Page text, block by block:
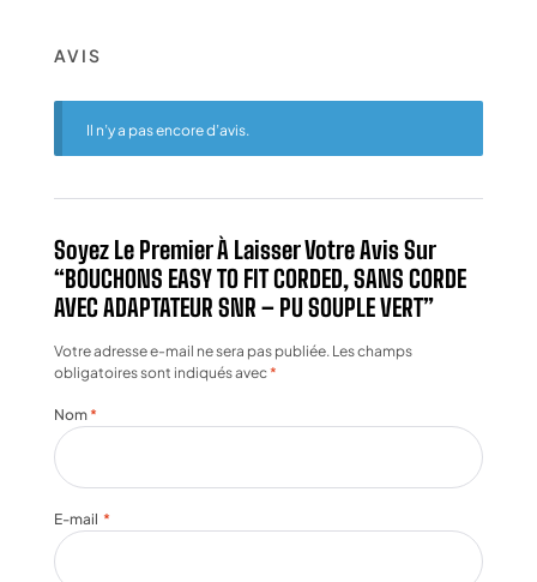
AVIS
Il n’y a pas encore d’avis.
Soyez Le Premier À Laisser Votre Avis Sur
“BOUCHONS EASY TO FIT CORDED, SANS CORDE
AVEC ADAPTATEUR SNR – PU SOUPLE VERT”
Votre adresse e-mail ne sera pas publiée. Les champs
obligatoires sont indiqués avec*
Nom *
E-mail *